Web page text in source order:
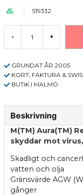
519332
- +
GRUNDAT ÅR 2005
KORT, FAKTURA &
BUTIK I MALMÖ
Beskrivning
M(TM) Aura(TM)
skyddar mot
Skadligt och
vatten och olja
Gränsvärde AGW
gånger